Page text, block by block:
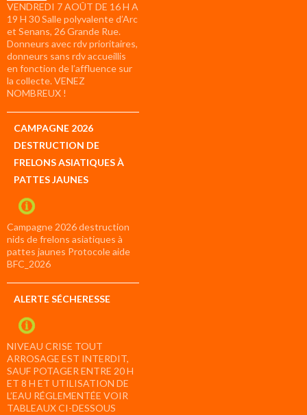
VENDREDI 7 AOÛT DE 16 H A
19 H 30 Salle polyvalente d’Arc
et Senans, 26 Grande Rue.
Donneurs avec rdv prioritaires,
donneurs sans rdv accueillis
en fonction de l’affluence sur
la collecte. VENEZ
NOMBREUX !
CAMPAGNE 2026
DESTRUCTION DE
FRELONS ASIATIQUES À
PATTES JAUNES
Campagne 2026 destruction
nids de frelons asiatiques à
pattes jaunes Protocole aide
BFC_2026
ALERTE SÉCHERESSE
NIVEAU CRISE TOUT
ARROSAGE EST INTERDIT,
SAUF POTAGER ENTRE 20 H
ET 8 H ET UTILISATION DE
L’EAU RÉGLEMENTÉE VOIR
TABLEAUX CI-DESSOUS